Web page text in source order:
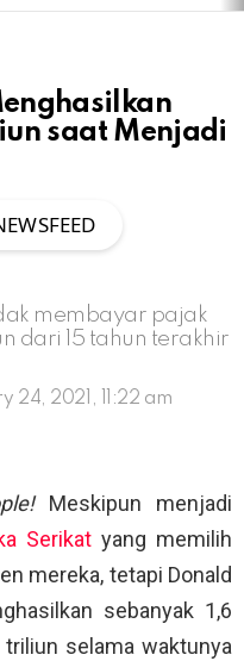
saat Menjadi
membayar pajak
dari 15 tahun terakhir
24, 2021, 11:22 am
Meskipun menjadi
Serikatyang memilih
mereka, tetapi Donald
sebanyak 1,6
triliun selama waktunya